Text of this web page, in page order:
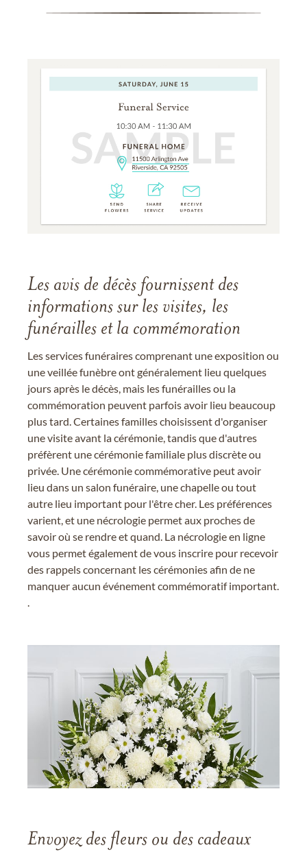
Les avis de décès fournissent des
informations sur les visites, les
funérailles et la commémoration
Les services funéraires comprenant une exposition ou
une veillée funèbre ont généralement lieu quelques
jours après le décès, mais les funérailles ou la
commémoration peuvent parfois avoir lieu beaucoup
plus tard. Certaines familles choisissent d'organiser
une visite avant la cérémonie, tandis que d'autres
préfèrent une cérémonie familiale plus discrète ou
privée. Une cérémonie commémorative peut avoir
lieu dans un salon funéraire, une chapelle ou tout
autre lieu important pour l'être cher. Les préférences
varient, et une nécrologie permet aux proches de
savoir où se rendre et quand. La nécrologie en ligne
vous permet également de vous inscrire pour recevoir
des rappels concernant les cérémonies afin de ne
manquer aucun événement commémoratif important.
Envoyez des fleurs ou des cadeaux